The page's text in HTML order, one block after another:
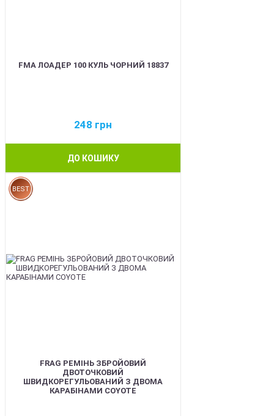
FMA ЛОАДЕР 100 КУЛЬ ЧОРНИЙ 18837
248 грн
ДО КОШИКУ
BEST
FRAG РЕМІНЬ ЗБРОЙОВИЙ
ДВОТОЧКОВИЙ
ШВИДКОРЕГУЛЬОВАНИЙ З ДВОМА
КАРАБІНАМИ COYOTE